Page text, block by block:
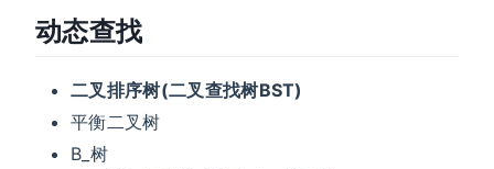
动态查找
二叉排序树(二叉查找树BST)
平衡二叉树
B_树